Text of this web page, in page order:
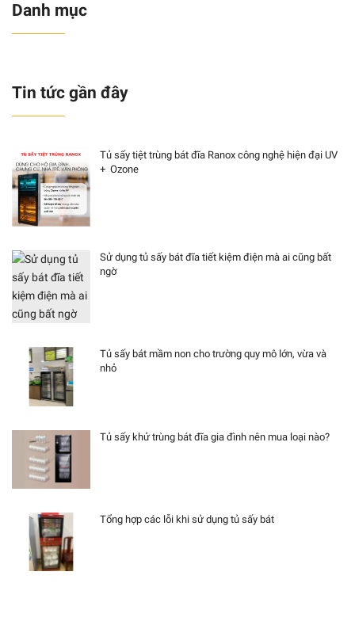
Danh mục
Tin tức gần đây
Tủ sấy tiệt trùng bát đĩa Ranox công nghệ hiện đại UV
+ Ozone
Sử dụng tủ sấy bát đĩa tiết kiệm điện mà ai cũng bất
ngờ
Tủ sấy bát mầm non cho trường quy mô lớn, vừa và
nhỏ
Tủ sấy khử trùng bát đĩa gia đình nên mua loại nào?
Tổng hợp các lỗi khi sử dụng tủ sấy bát